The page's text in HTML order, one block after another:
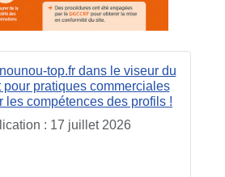
top.fr dans le viseur du
pour pratiques commerciales
les compétences des profils !
: 17 juillet 2026